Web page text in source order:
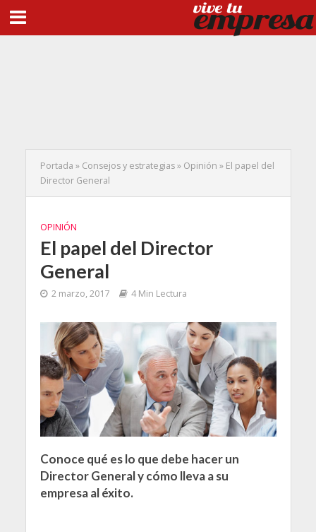
Portada » Consejos y estrategias» Opinión » El papel del
Director General
OPINIÓN
El papel del Director
General
2 marzo, 2017 4 Min Lectura
Conoce qué es lo que debe hacer un
Director General y cómo lleva a su
empresa al éxito.